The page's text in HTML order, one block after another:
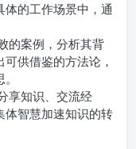
的工作场景中，通
的案例，分析其背
供借鉴的方法论，
享知识、交流经
体智慧加速知识的转